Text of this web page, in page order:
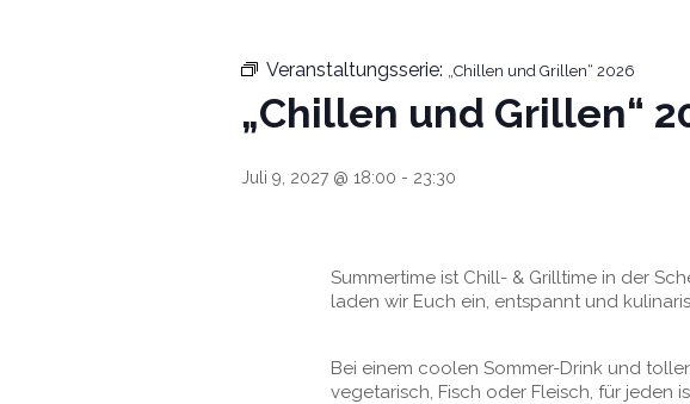
Veranstaltungsserie: „Chillen und Grillen“ 2026
„Chillen und Grillen“
Juli 9, 2027 @ 18:00 - 23:30
Summertime ist Chill- & Grilltime in der
laden wir Euch ein, entspannt und
Bei einem coolen Sommer-Drink und
vegetarisch, Fisch oder Fleisch, für jeden